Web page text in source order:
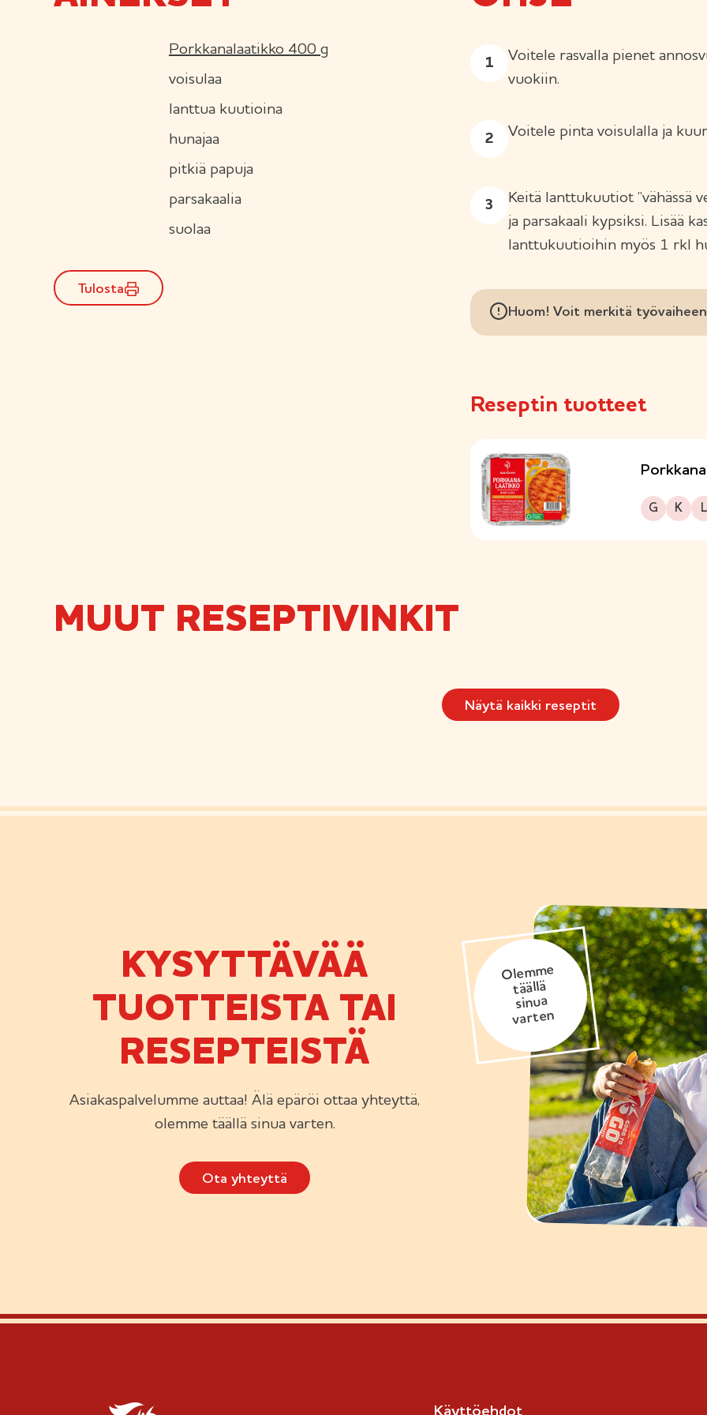
Porkkanalaatikko 400 g
voisulaa
lanttua kuutioina
hunajaa
pitkiä papuja
parsakaalia
suolaa
Tulosta
Voitele rasvalla pienet
vuokiin.
Voitele pinta voisulalla ja
Keitä lanttukuutiot ”vähässä
ja parsakaali kypsiksi. Lisää
lanttukuutioihin myös 1 rkl
Huom! Voit merkitä
Reseptin tuotteet
G
Gluteeniton K
Kuitupitoinen L
Laktoositon
MUUT RESEPTIVINKIT
Näytä kaikki reseptit
Olemme
täällä
sinua
varten
KYSYTTÄVÄÄ
TUOTTEISTA TAI
RESEPTEISTÄ
Asiakaspalvelumme auttaa! Älä epäröi ottaa yhteyttä,
olemme täällä sinua varten.
Ota yhteyttä